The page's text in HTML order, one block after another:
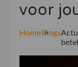
Over ons
Blogs
Contact
voor
Home Blogs